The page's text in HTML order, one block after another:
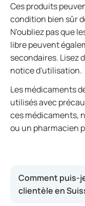
Ces produits
condition bien sûr
N'oubliez pas que
libre peuvent
secondaires. Lisez
notice d'utilisation.
Les médicaments
utilisés avec
ces médicaments,
ou un pharmacien
Comment puis-
clientèle en